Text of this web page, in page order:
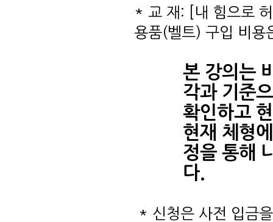
* 교 재: [내 힘으로
용품(벨트) 구입 비용
본 강의는
각과 기준
확인하고
현재 체형
정을 통해
다.
* 신청은 사전 입금